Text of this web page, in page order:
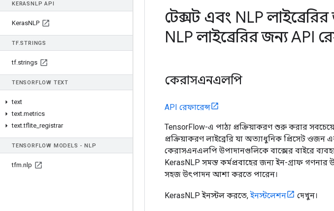
KERASNLP API
KerasNLP
TF.STRINGS
tf.strings
TENSORFLOW TEXT
text
text.metrics
text.tflite registrar
TENSORFLOW MODELS - NLP
tfm.nlp
টেক্সট এবং NLP
NLP লাইব্রেরির জন্য API
কেরাসএনএলপি
API রেফারেন্স
TensorFlow-এ পাঠ্য প্রক্রিয়াকরণ শুরু করার
প্রক্রিয়াকরণ লাইব্রেরি যা অত্যাধুনিক প্রিসেট
কেরাসএনএলপি উপাদানগুলিকে বাক্সের বাইরে
KerasNLP সমস্ত কর্মপ্রবাহের জন্য ইন-গ্রাফ
সহজ উৎপাদন আশা করতে পারেন।
KerasNLP ইনস্টল করতে,ইনস্টলেশন দেখুন।